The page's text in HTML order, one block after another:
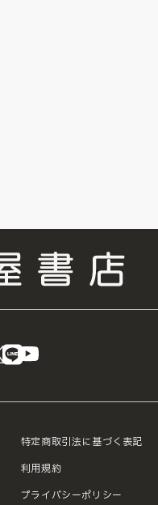
X LINE
特定商取引法に基づく表記
利用規約
プライバシーポリシー